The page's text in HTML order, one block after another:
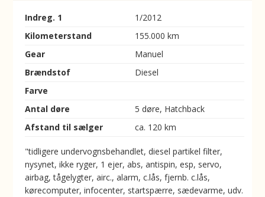
Indreg. 1
1/2012
Kilometerstand
155.000 km
Gear
Manuel
Brændstof
Diesel
Farve
Antal døre
5 døre, Hatchback
Afstand til sælger
ca. 120 km
"tidligere undervognsbehandlet, diesel partikel filter,
nysynet, ikke ryger, 1 ejer, abs, antispin, esp, servo,
airbag, tågelygter, airc., alarm, c.lås, fjernb. c.lås,
kørecomputer, infocenter, startspærre, sædevarme, udv.